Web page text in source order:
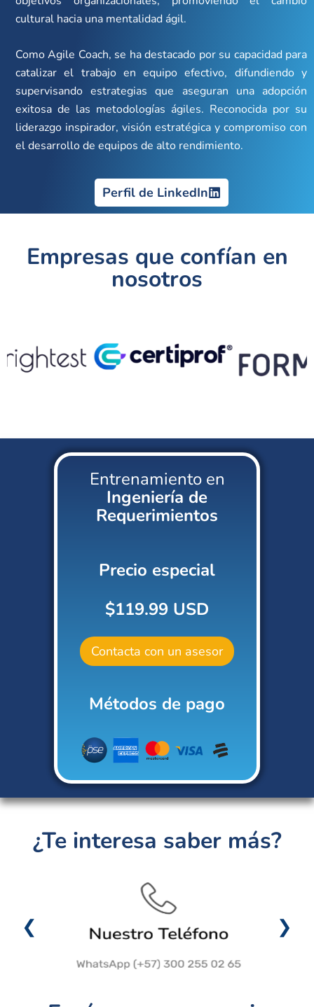
cultural hacia una mentalidad ágil.
Como Agile Coach, se ha destacado por su capacidad para
catalizar el trabajo en equipo efectivo, difundiendo y
supervisando estrategias que aseguran una adopción
exitosa de las metodologías ágiles. Reconocida por su
liderazgo inspirador, visión estratégica y compromiso con
el desarrollo de equipos de alto rendimiento.
Perfil de LinkedIn
Empresas que confían en
nosotros
Entrenamiento en
Ingeniería de
Requerimientos
Precio especial
$119.99 USD
Contacta con un asesor
Métodos de pago
¿Te interesa saber más?